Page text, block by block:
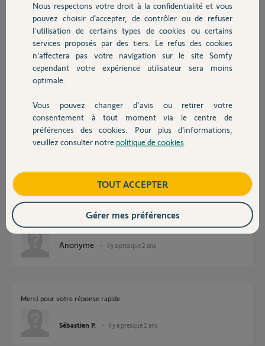
Chauffage
Autres produits
Devis avec un pro
Contact
différence(s) :
Référence 2401162
Ou Référence : 1822660
Je vous remercie d'avance.
Participer au fil de discussion
Réponses
Celui-cihttps://www.somfy.fr/produits/1822660/recepteur-volet-rou...
Anonyme il y a presque 2 ans
Merci pour votre réponse rapide.
Sébastien P. il y a presque 2 ans
Nous respectons votre droit à la confidentialité et vous
pouvez choisir d’accepter, de contrôler ou de refuser
l'utilisation de certains types de cookies ou certains
services proposés par des tiers. Le refus des cookies
n’affectera pas votre navigation sur le site Somfy
cependant votre expérience utilisateur sera moins
optimale.
Vous pouvez changer d'avis ou retirer votre
consentement à tout moment via le centre de
préférences des cookies. Pour plus d’informations,
veuillez consulter notre politique de cookies
TOUT ACCEPTER
Gérer mes préférences